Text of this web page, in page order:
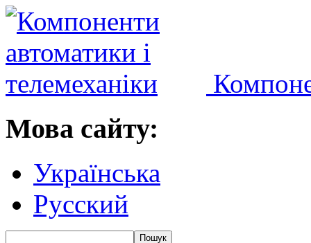
Мова сайту:
Українська
Русский